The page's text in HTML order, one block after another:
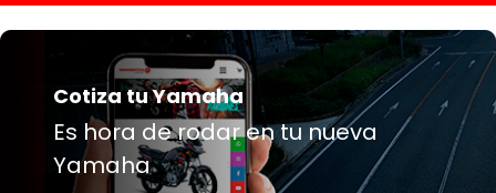
Cotiza tu Yamaha
Es hora de rodar en tu nueva
Yamaha